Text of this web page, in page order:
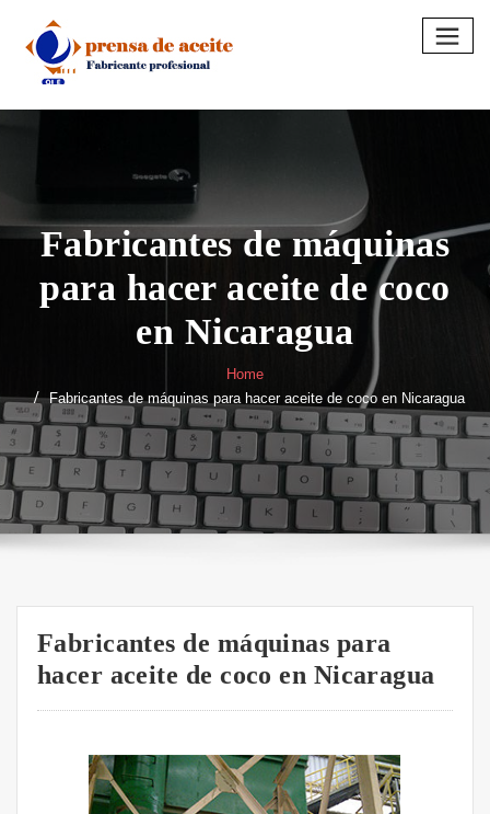
content
Fabricantes de máquinas
para hacer aceite de coco
en Nicaragua
Home
Fabricantes de máquinas para hacer aceite de coco en Nicaragua
Fabricantes de máquinas para
hacer aceite de coco en Nicaragua